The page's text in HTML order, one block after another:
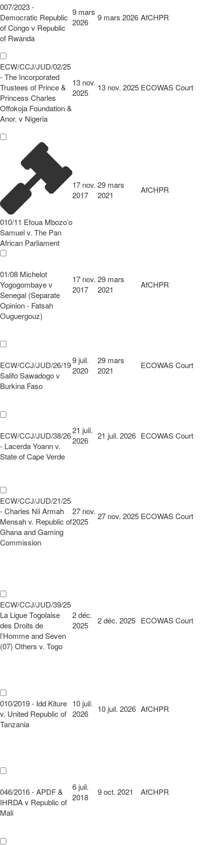
007/2023 -
Democratic Republic
of Congo v Republic
of Rwanda
9 mars
2026
9 mars 2026 AfCHPR
ECW/CCJ/JUD/02/25
- The Incorporated
Trustees of Prince &
Princess Charles
Offokoja Foundation &
Anor. v Nigeria
13 nov.
2025
13 nov. 2025 ECOWAS Court
010/11 Efoua Mbozo’o
Samuel v. The Pan
African Parliament
17 nov.
2017
29 mars
2021
AfCHPR
01/08 Michelot
Yogogombaye v
Senegal (Separate
Opinion - Fatsah
Ouguergouz)
17 nov.
2017
29 mars
2021
AfCHPR
ECW/CCJ/JUD/26/19
Salifo Sawadogo v
Burkina Faso
9 juil.
2020
29 mars
2021
ECOWAS Court
ECW/CCJ/JUD/38/26
- Lacerda Yoann v.
State of Cape Verde
21 juil.
2026
21 juil. 2026 ECOWAS Court
ECW/CCJ/JUD/21/25
- Charles Nii Armah
Mensah v. Republic of
Ghana and Gaming
Commission
27 nov.
2025
27 nov. 2025 ECOWAS Court
ECW/CCJ/JUD/39/25
La Ligue Togolaise
des Droits de
l’Homme and Seven
(07) Others v. Togo
2 déc.
2025
2 déc. 2025 ECOWAS Court
010/2019 - Idd Kiture
v. United Republic of
Tanzania
10 juil.
2026
10 juil. 2026 AfCHPR
046/2016 - APDF &
IHRDA v Republic of
Mali
6 juil.
2018
9 oct. 2021 AfCHPR